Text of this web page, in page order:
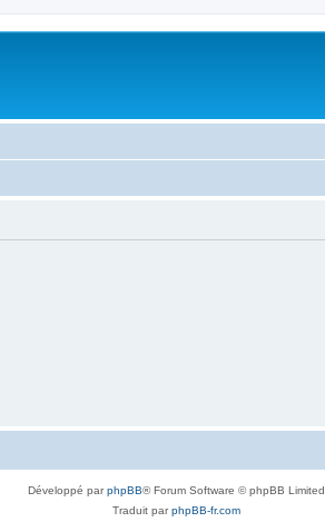
Développé parphpBB® Forum Software © phpBB Limited
Traduit parphpBB-fr.com